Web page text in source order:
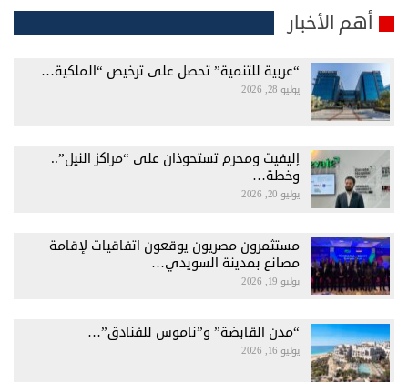
أهم الأخبار
“عربية للتنمية” تحصل على ترخيص “الملكية…
يوليو 28, 2026
إليفيت ومحرم تستحوذان على “مراكز النيل”..
وخطة…
يوليو 20, 2026
مستثمرون مصريون يوقعون اتفاقيات لإقامة
مصانع بمدينة السويدي…
يوليو 19, 2026
“مدن القابضة” و”ناموس للفنادق”…
يوليو 16, 2026